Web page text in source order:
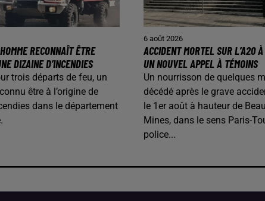
RECONNAÎT ÊTRE
DIZAINE D’INCENDIES
trois départs de feu, un
être à l’origine de
dans le département
6 août 2026
ACCIDENT MORTEL SUR L’A20
UN NOUVEL APPEL À TÉMOINS
Un nourrisson de quelques
décédé après le grave
le 1er août à hauteur de
Mines, dans le sens Paris-
police...